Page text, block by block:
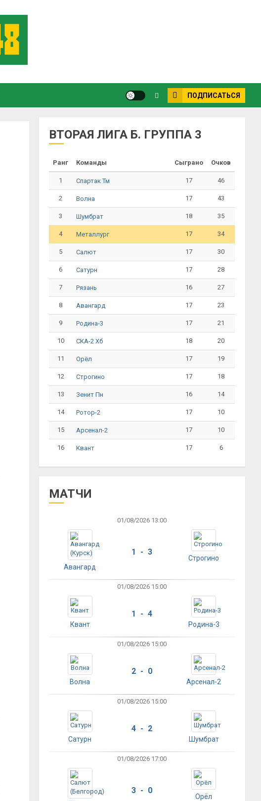
ПОДПИСАТЬСЯ
ВТОРАЯ ЛИГА Б. ГРУППА 3
Ранг Команды Сыграно Очков
1 Спартак Тм 17 46
2 Волна 17 43
3 Шумбрат 18 35
4 Металлург 17 34
5 Салют 17 30
6 Сатурн 17 28
7 Рязань 16 27
8 Авангард 17 23
9 Родина-3 17 21
10 СКА-2 Хб 18 20
11 Орёл 17 19
12 Строгино 17 18
13 Зенит Пн 16 14
14 Ротор-2 17 10
15 Арсенал-2 17 10
16 Квант 17 6
МАТЧИ
01/08/2026 13:00
Авангард
1 - 3
Строгино
01/08/2026 15:00
Квант
1 - 4
Родина-3
01/08/2026 15:00
Волна
2 - 0
Арсенал-2
01/08/2026 15:00
Сатурн
4 - 2
Шумбрат
01/08/2026 17:00
3 - 0
Орёл